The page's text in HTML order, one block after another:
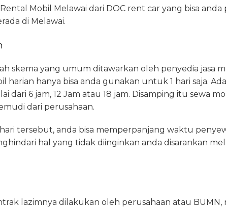
Mobil Melawai dari DOC rent car yang bisa anda
di Melawai.
skema yang umum ditawarkan oleh penyedia jasa
harian hanya bisa anda gunakan untuk 1 hari saja.
6 jam, 12 Jam atau 18 jam. Disamping itu sewa
dari perusahaan.
tersebut, anda bisa memperpanjang waktu
hal yang tidak diinginkan anda disarankan
lazimnya dilakukan oleh perusahaan atau BUMN,